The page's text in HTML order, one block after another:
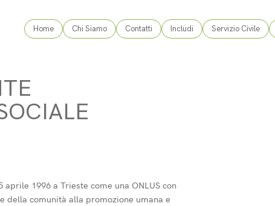
Home Chi Siamo Contatti Includi Servizio Civile
1996 a Trieste come una ONLUS con
della comunità alla promozione umana e